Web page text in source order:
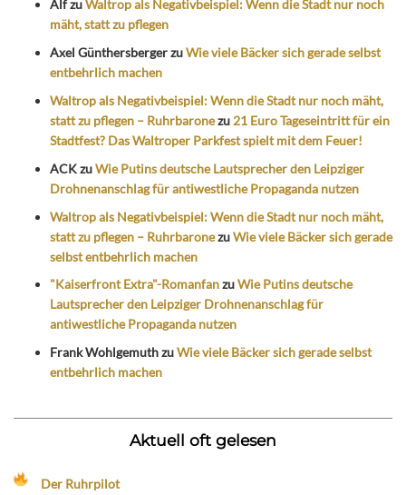
AlfzuWaltrop als Negativbeispiel: Wenn die Stadt nur noch
mäht, statt zu pflegen
Axel GünthersbergerzuWie viele Bäcker sich gerade selbst
entbehrlich machen
Waltrop als Negativbeispiel: Wenn die Stadt nur noch mäht,
statt zu pflegen – Ruhrbaronezu 21 Euro Tageseintritt für ein
Stadtfest? Das Waltroper Parkfest spielt mit dem Feuer!
ACKzuWie Putins deutsche Lautsprecher den Leipziger
Drohnenanschlag für antiwestliche Propaganda nutzen
Waltrop als Negativbeispiel: Wenn die Stadt nur noch mäht,
statt zu pflegen – RuhrbaronezuWie viele Bäcker sich gerade
selbst entbehrlich machen
"Kaiserfront Extra"-RomanfanzuWie Putins deutsche
Lautsprecher den Leipziger Drohnenanschlag für
antiwestliche Propaganda nutzen
Frank WohlgemuthzuWie viele Bäcker sich gerade selbst
entbehrlich machen
Aktuell oft gelesen
Der Ruhrpilot